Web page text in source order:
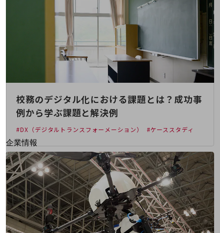
NTTドコモビジネス
オンラインショップ
モバイル・ICTサービスをオンラインで
相談・申し込みができるバーチャルショップ
法人向けモバイルトップ
別ウィンドウで開きます
企業情報
企業情報TOP
会社案内
会社案内TOP
組織
沿革
社長からのご挨拶
校務のデジタル化における課題とは？成功事
例から学ぶ課題と解決例
#DX（デジタルトランスフォーメーション） #ケーススタディ